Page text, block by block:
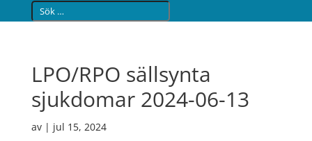
LPO/RPO sällsynta
sjukdomar 2024-06-13
av | jul 15, 2024